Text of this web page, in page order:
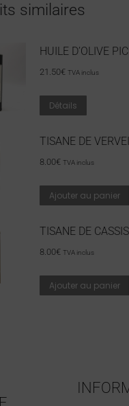
similaires
HUILE D’OLIVE
21.50€ TVA inclus
Détails
TISANE DE
8.00€ TVA inclus
Ajouter au panier
TISANE DE
8.00€ TVA inclus
Ajouter au panier